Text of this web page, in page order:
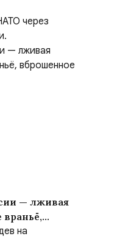
через
— лживая
на